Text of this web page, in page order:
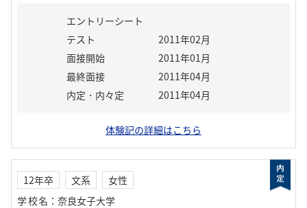
エントリーシート
テスト
2011年02月
面接開始
2011年01月
最終面接
2011年04月
内定・内々定
2011年04月
体験記の詳細はこちら
12年卒 文系
女性
学校名 ： 奈良女子大学